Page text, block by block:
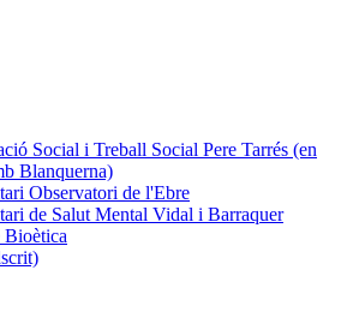
Social i Treball Social Pere Tarrés (en
Blanquerna)
Observatori de l'Ebre
de Salut Mental Vidal i Barraquer